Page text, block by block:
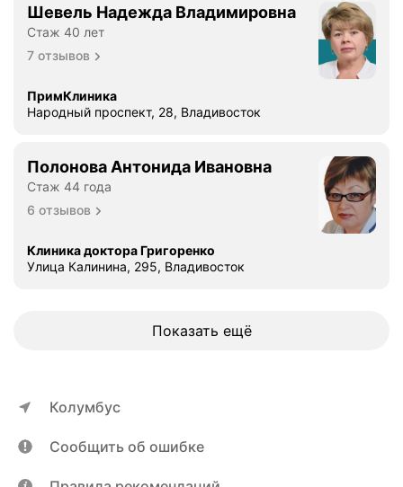
Шевель Надежда Владимировна
Стаж 40 лет
7 отзывов
ПримКлиника
Народный проспект, 28, Владивосток
Полонова Антонида Ивановна
Стаж 44 года
6 отзывов
Клиника доктора Григоренко
Улица Калинина, 295, Владивосток
Показать ещё
Колумбус
Сообщить об ошибке